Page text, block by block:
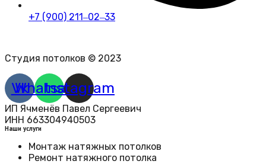
+7 (900) 211‒02‒33
Студия потолков © 2023
Vk
Whatsapp
Instagram
ИП Ячменёв Павел Сергеевич
ИНН 663304940503
Наши услуги
Монтаж натяжных потолков
Ремонт натяжного потолка